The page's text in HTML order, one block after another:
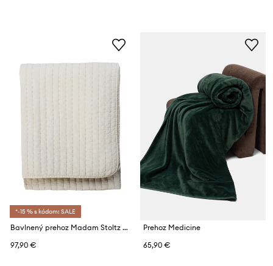
*-15 % s kódom: SALE
Bavlnený prehoz Madam Stoltz 130 x 180 cm
97,90 €
Prehoz Medicine
65,90 €